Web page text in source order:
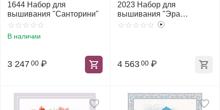
1644 Набор для
вышивания "Санторини"
В наличии
3 247 00 ₽
2023 Набор для
вышивания "Эра
динозавров"
4 563 00 ₽